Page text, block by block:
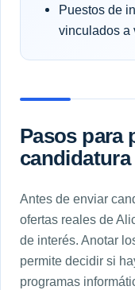
Puestos de
vinculados a
Pasos para
Antes de enviar
ofertas reales de
de interés. Anotar
permite decidir si
programas